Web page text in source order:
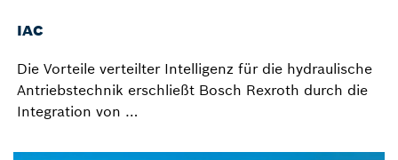
IAC
Die Vorteile verteilter Intelligenz für die hydraulische
Antriebstechnik erschließt Bosch Rexroth durch die
Integration von …